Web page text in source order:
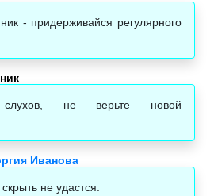
- придерживайся регулярного
слухов, не верьте новой
Иванова
не удастся.